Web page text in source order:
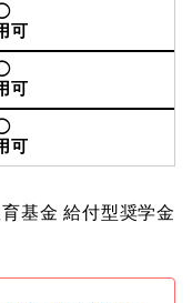
可
可
可
基金 給付型奨学金